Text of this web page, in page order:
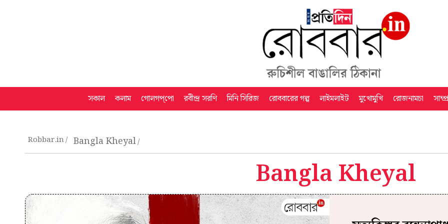
সকাল কলাম গোলগপ্‌পো রবীন্দ্র সরণি মিনি সিরিজ রোববারের গল্প লাইমলাইট মুখোমুখি রোজনামচা
Robbar.in Bangla Kheyal
Bangla Kheyal